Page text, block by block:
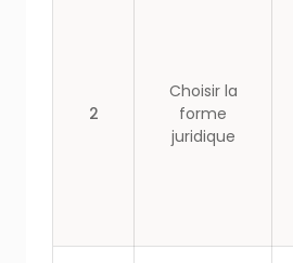
2
Choisir la
forme
juridique